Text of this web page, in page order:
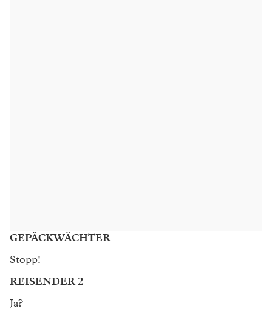
GEPÄCKWÄCHTER
Stopp!
REISENDER 2
Ja?